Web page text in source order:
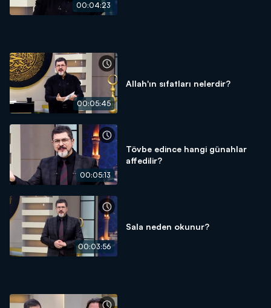
00:04:23
00:05:45
Allah'ın sıfatları nelerdir?
00:05:13
Tövbe edince hangi günahlar
affedilir?
00:03:56
Sala neden okunur?